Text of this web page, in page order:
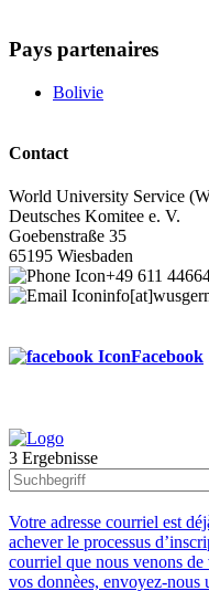
Pays partenaires
Bolivie
Contact
World University Service
Deutsches Komitee e. V.
Goebenstraße 35
65195 Wiesbaden
+49 611
Facebook
Footer
menu
3 Ergebnisse
Votre adresse courriel est
achever le processus
courriel que nous venons
vos donnèes, envoyez-